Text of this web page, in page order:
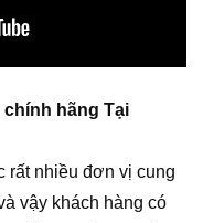
hãng Tại
rất nhiều đơn vị cung
vậy khách hàng có